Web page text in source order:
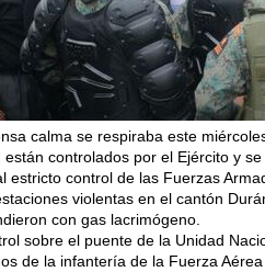
calma se respiraba este
están controlados por el Ejército y
estricto control de las Fuerzas
violentas en el cantón
con gas lacrimógeno.
sobre el puente de la Unidad
de la infantería de la Fuerza